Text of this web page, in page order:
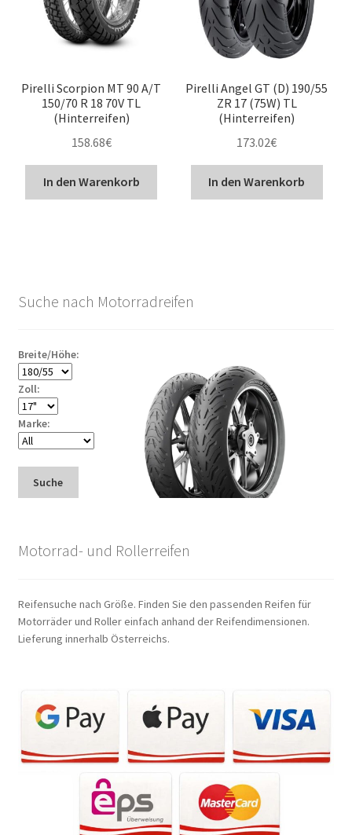
Pirelli Scorpion MT 90 A/T
150/70 R 18 70V TL
(Hinterreifen)
158.68€
In den Warenkorb
Pirelli Angel GT (D) 190/55
ZR 17 (75W) TL
(Hinterreifen)
173.02€
In den Warenkorb
Suche nach Motorradreifen
Breite/Höhe:
Zoll:
Marke:
Suche
Motorrad- und Rollerreifen
Reifensuche nach Größe. Finden Sie den passenden Reifen für
Motorräder und Roller einfach anhand der Reifendimensionen.
Lieferung innerhalb Österreichs.